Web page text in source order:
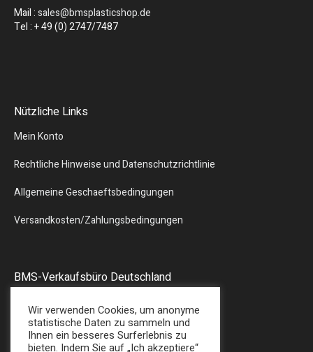
Mail :sales@bmsplasticshop.de
Tel : + 49 (0) 2747/7487
Nützliche Links
Mein Konto
Rechtliche Hinweise und Datenschutzrichtlinie
Allgemeine Geschaeftsbedingungen
Versandkosten/Zahlungsbedingungen
BMS-Verkaufsbüro Deutschland
57580 – GEBHARDSHAIN
Tel : + 49 (0) 2747/7487
Wir verwenden Cookies, um anonyme
statistische Daten zu sammeln und
Ihnen ein besseres Surferlebnis zu
bieten. Indem Sie auf „Ich akzeptiere“